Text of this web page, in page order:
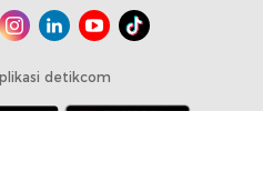
detikcom